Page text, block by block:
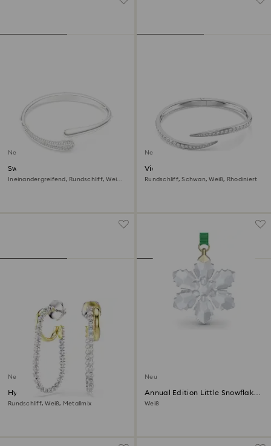
Neu
Swarovski Classica Armreif
Ineinandergreifend, Rundschliff, Weiß,
Neu
Vienna Armreif
Rundschliff, Schwan, Weiß, Rhodiniert
Neu
Hyperbola Ohrringe
Rundschliff, Weiß, Metallmix
Neu
Annual Edition Little Snowflake
Ornament 2026
Weiß